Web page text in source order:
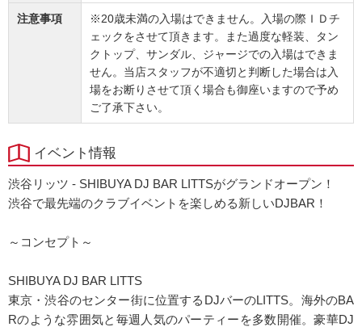
注意事項
※20歳未満の入場はできません。入場の際ＩＤチ
ェックをさせて頂きます。また過度な軽装、タン
クトップ、サンダル、ジャージでの入場はできま
せん。当店スタッフが不適切と判断した場合は入
場をお断りさせて頂く場合も御座いますので予め
ご了承下さい。
イベント情報
渋谷リッツ - SHIBUYA DJ BAR LITTSがグランドオープン！
渋谷で最先端のクラブイベントを楽しめる新しいDJBAR！
～コンセプト～
SHIBUYA DJ BAR LITTS
東京・渋谷のセンター街に位置するDJバーのLITTS。海外のBA
Rのような雰囲気と毎週人気のパーティーを多数開催。豪華DJ